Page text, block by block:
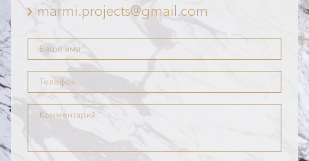
marmi.projects@gmail.com
Ваше имя
Номер телефона
Комментарий